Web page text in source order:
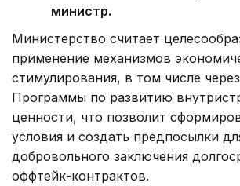
министр.
Министерство считает
применение механизмов
стимулирования, в том числе
Программы по развитию
ценности, что позволит
условия и создать предпосылки
добровольного заключения
оффтейк-контрактов.